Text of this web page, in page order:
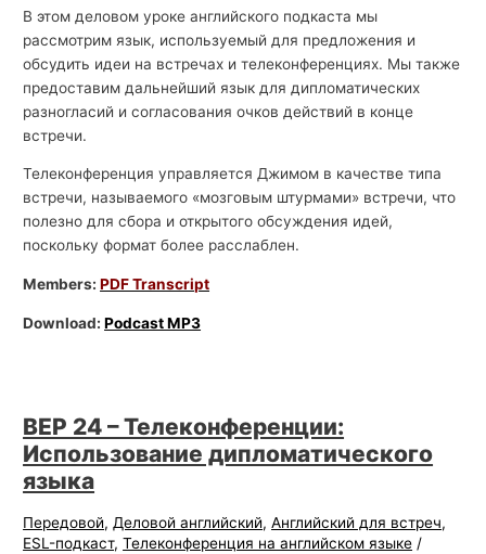
В этом деловом уроке английского подкаста мы
рассмотрим язык, используемый для предложения и
обсудить идеи на встречах и телеконференциях. Мы также
предоставим дальнейший язык для дипломатических
разногласий и согласования очков действий в конце
встречи.
Телеконференция управляется Джимом в качестве типа
встречи, называемого «мозговым штурмами» встречи, что
полезно для сбора и открытого обсуждения идей,
поскольку формат более расслаблен.
Members:PDF Transcript
Download:Podcast MP3
BEP 24 – Телеконференции:
Использование дипломатического
языка
Передовой, Деловой английский,Английский для встреч,
ESL-подкаст,Телеконференция на английском языке /